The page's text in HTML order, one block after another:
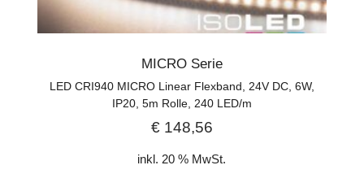
MICRO Serie
LED CRI940 MICRO Linear Flexband, 24V DC, 6W,
IP20, 5m Rolle, 240 LED/m
€148,56
inkl. 20 % MwSt.